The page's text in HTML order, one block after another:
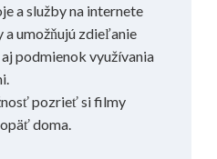
a služby na internete
umožňujú zdieľanie
podmienok využívania
pozrieť si filmy
doma.